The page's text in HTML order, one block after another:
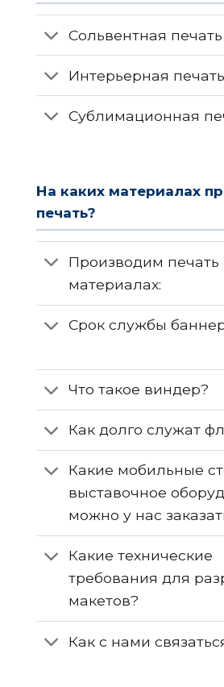
Сольвентная печать
Интерьерная печать
Сублимационная
На каких материалах
печать?
Производим печать
материалах:
Срок службы
Что такое виндер?
Как долго служат
Какие мобильные
выставочное
можно у нас
Какие технические
требования для
макетов?
Как с нами